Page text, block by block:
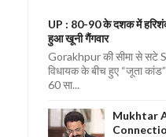
UP : 80-90 के दशक में
हुआ खूनी गैंगवार
Gorakhpur की सीमा से सटे
विधायक के बीच हुए “जूता
60 सा...
Mukhtar